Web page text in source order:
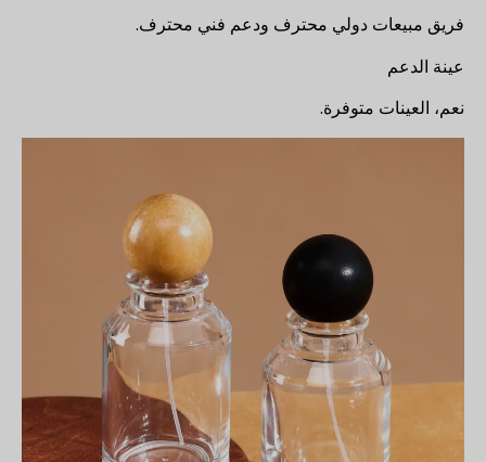
فريق مبيعات دولي محترف ودعم فني محترف.
عينة الدعم
نعم، العينات متوفرة.